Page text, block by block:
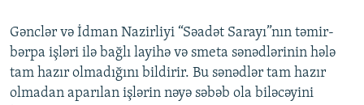
Gənclər və İdman Nazirliyi “Səadət Sarayı”nın təmir-
bərpa işləri ilə bağlı layihə və smeta sənədlərinin hələ
tam hazır olmadığını bildirir. Bu sənədlər tam hazır
olmadan aparılan işlərin nəyə səbəb ola biləcəyini